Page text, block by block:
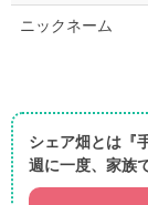
ニックネーム
シェア畑とは『
週に一度、家族